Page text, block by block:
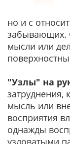
но и с
забывающих.
мысли или
"Узлы" на
затруднения,
мысль или
восприятия
однажды
узловатыми